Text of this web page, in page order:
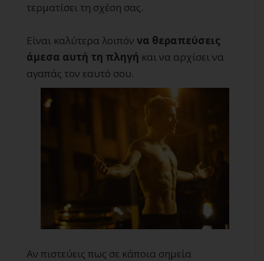
τερματίσει τη σχέση σας.
Είναι καλύτερα λοιπόν να θεραπεύσεις
άμεσα αυτή τη πληγή και να αρχίσει να
αγαπάς τον εαυτό σου.
Αν πιστεύεις πως σε κάποια σημεία